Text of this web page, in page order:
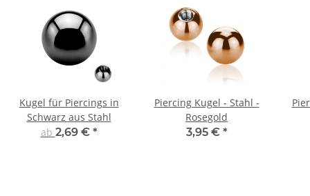
Kugel für Piercings in
Schwarz aus Stahl
ab 2,69 € *
Piercing Kugel - Stahl -
Rosegold
3,95 € *